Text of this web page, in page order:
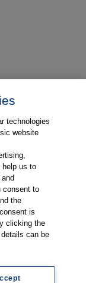
technologies
website
help us to
consent to
the
is
clicking the
can be